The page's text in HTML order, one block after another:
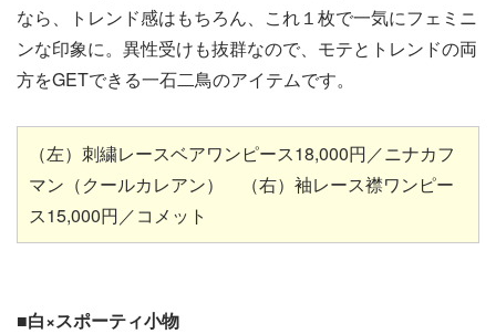
なら、トレンド感はもちろん、これ１枚で一気にフェミニ
ンな印象に。異性受けも抜群なので、モテとトレンドの両
方をGETできる一石二鳥のアイテムです。
（左）刺繍レースベアワンピース18,000円／ニナカフ
マン（クールカレアン） （右）袖レース襟ワンピー
ス15,000円／コメット
■白×スポーティ小物